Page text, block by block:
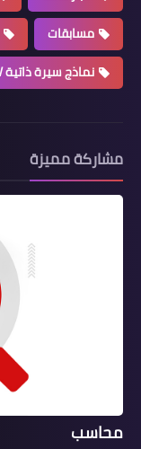
مسابقات
نماذج سيرة ذاتية CV
مشاركة مميزة
محاسب